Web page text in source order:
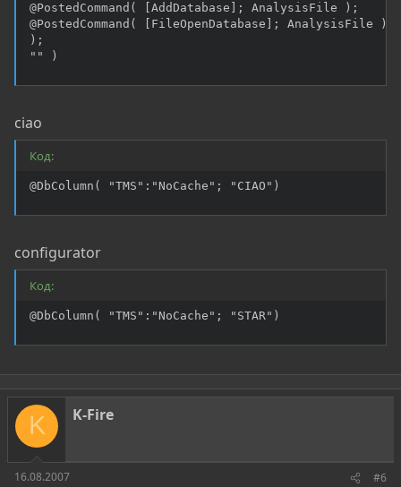
@PostedCommand( [AddDatabase]; AnalysisFile );
@PostedCommand( [FileOpenDatabase]; AnalysisFile )
);
"" )
ciao
Код:
@DbColumn( "TMS":"NoCache"; "CIAO")
configurator
Код:
@DbColumn( "TMS":"NoCache"; "STAR")
K K-Fire
16.08.2007 #6